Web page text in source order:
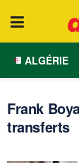
ALGÉRIE
Frank
transferts